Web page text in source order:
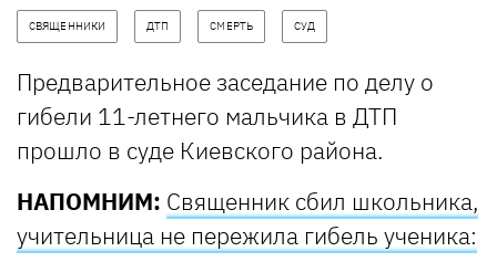
СВЯЩЕННИКИ ДТП СМЕРТЬ СУД
Предварительное заседание по делу о
гибели 11-летнего мальчика в ДТП
прошло в суде Киевского района.
НАПОМНИМ: Священник сбил школьника,
учительница не пережила гибель ученика: